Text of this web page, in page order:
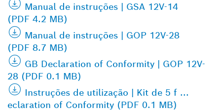
Manual de instruções | GSA 12V-14
(PDF 4.2 MB)
Manual de instruções | GOP 12V-28
(PDF 8.7 MB)
GB Declaration of Conformity | GOP 12V-
28 (PDF 0.1 MB)
Instruções de utilização | Kit de 5 f ...
eclaration of Conformity (PDF 0.1 MB)